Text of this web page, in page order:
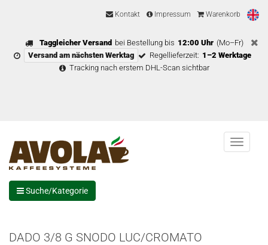
Kontakt Impressum Warenkorb
Taggleicher Versand bei Bestellung bis 12:00 Uhr (Mo–Fr)
Versand am nächsten Werktag
Regellieferzeit: 1–2 Werktage
Tracking nach erstem DHL-Scan sichtbar
Menu
Suche/Kategorie
DADO 3/8 G SNODO LUC/CROMATO